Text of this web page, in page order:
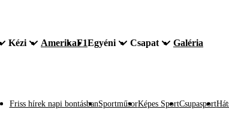
Kézi AmerikaF1Egyéni Csapat Galéria
Friss hírek napi bontásbanSportműsorKépes SportCsupasport